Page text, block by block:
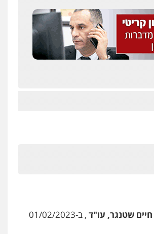
שטנגר, עו"ד , ב-01/02/2023